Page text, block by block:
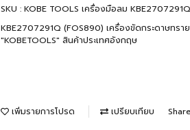
SKU : KOBE TOOLS เครื่องมือลม
KBE2707291Q (FOS890) เครื่องขัดกระดาษทร
"KOBETOOLS" สินค้าประเทศอังกฤษ
เพิ่มรายการโปรด เปรียบเทียบ Share